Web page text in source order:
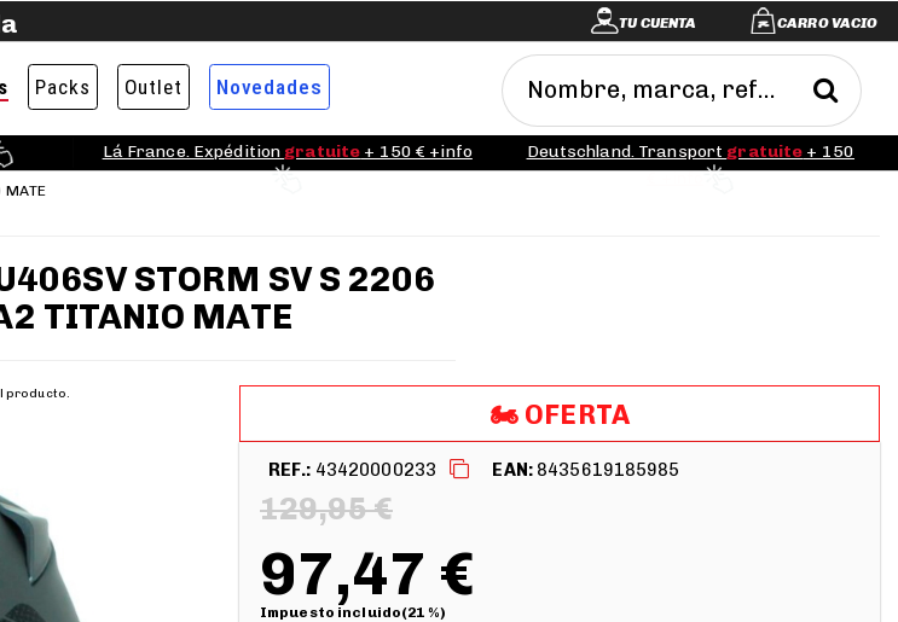
TU CUENTA CARRO VACIO
Packs Outlet Novedades
Lá France. Expédition gratuite + 150 € +info Deutschland. Transport gratuite + 150
€ +info
MATE
STORM SV S 2206
TITANIO MATE
producto.
🏍️​​ OFERTA
REF.: 43420000233 EAN: 8435619185985
129,95 €
97,47 €
Impuesto incluido(21 %)